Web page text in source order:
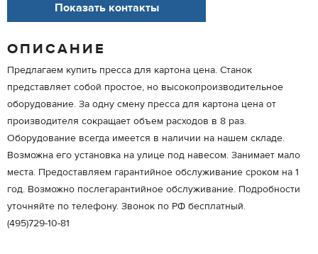
Показать контакты
ОПИСАНИЕ
Предлагаем купить пресса для картона цена. Станок
представляет собой простое, но высокопроизводительное
оборудование. За одну смену пресса для картона цена от
производителя сокращает объем расходов в 8 раз.
Оборудование всегда имеется в наличии на нашем складе.
Возможна его установка на улице под навесом. Занимает мало
места. Предоставляем гарантийное обслуживание сроком на 1
год. Возможно послегарантийное обслуживание. Подробности
уточняйте по телефону. Звонок по РФ бесплатный.
(495)729-10-81